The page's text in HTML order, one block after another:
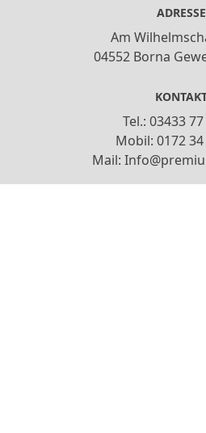
ADRESSE
Am
04552 Borna
Tel.: 03433
Mobil: 0172
Mail: